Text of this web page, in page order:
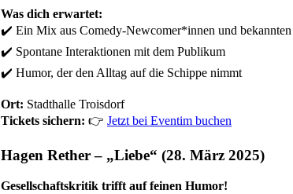
Was dich erwartet:
✔️ Ein Mix aus Comedy-Newcomer*innen und bekannten
✔️ Spontane Interaktionen mit dem Publikum
✔️ Humor, der den Alltag auf die Schippe nimmt
Ort: Stadthalle Troisdorf
Tickets sichern: 👉 Jetzt bei Eventim buchen
Hagen Rether – „Liebe“ (28. März 2025)
Gesellschaftskritik trifft auf feinen Humor!